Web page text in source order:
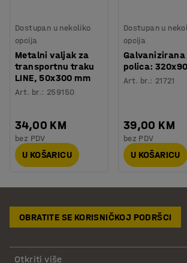
Dostupan u nekoliko
opcija
Metalni valjak za
transportnu traku
LINE, 50x300 mm
Art. br.: 259150
34,00 KM
bez PDV
U KOŠARICU
Dostupan u
opcija
Galvanizirana
polica:
Art. br.: 21721
39,00 KM
bez PDV
U KOŠARICU
OBRATITE SE KORISNIČKOJ PODRŠCI
Otkriti više